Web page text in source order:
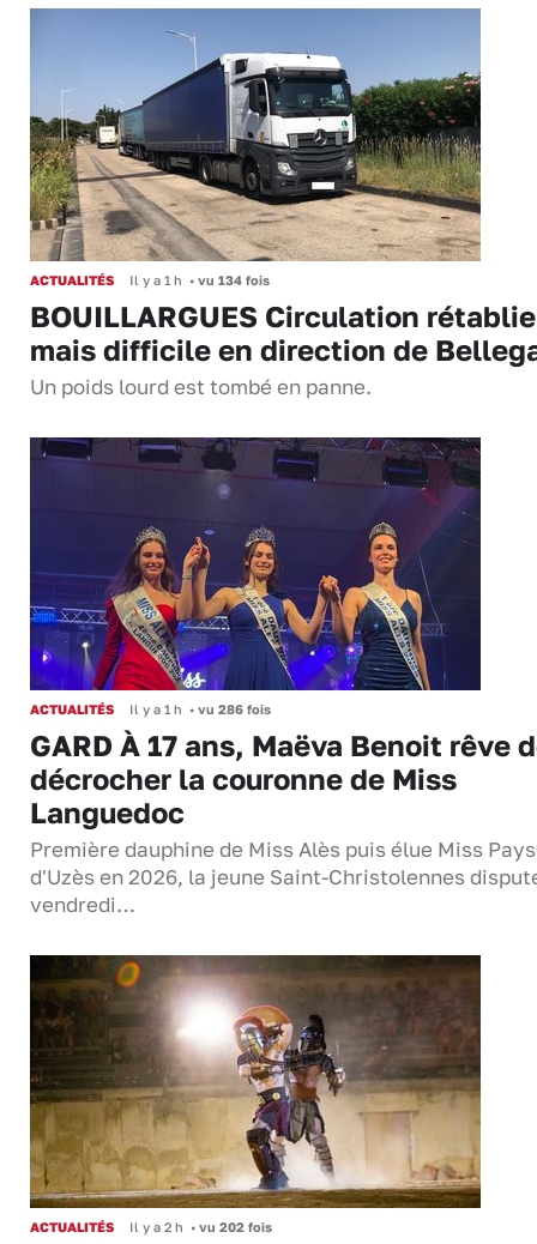
ACTUALITÉS Il y a 1 h • vu 134 fois
BOUILLARGUES Circulation rétablie
mais difficile en direction de
Un poids lourd est tombé en panne.
ACTUALITÉS Il y a 1 h • vu 286 fois
GARD À 17 ans, Maëva Benoit rêve
décrocher la couronne de Miss
Languedoc
Première dauphine de Miss Alès puis élue Miss Pays
d'Uzès en 2026, la jeune Saint-Christolennes
vendredi…
ACTUALITÉS Il y a 2 h • vu 202 fois